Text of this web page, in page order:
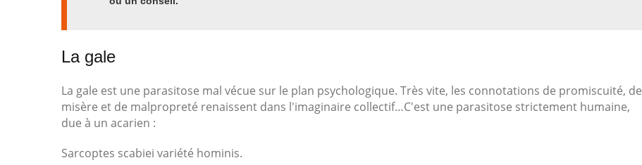
La gale
La gale est une parasitose mal vécue sur le plan psychologique. Très vite, les connotations de promiscuité, de
misère et de malpropreté renaissent dans l'imaginaire collectif…C'est une parasitose strictement humaine,
due à un acarien :
Sarcoptes scabiei variété hominis.